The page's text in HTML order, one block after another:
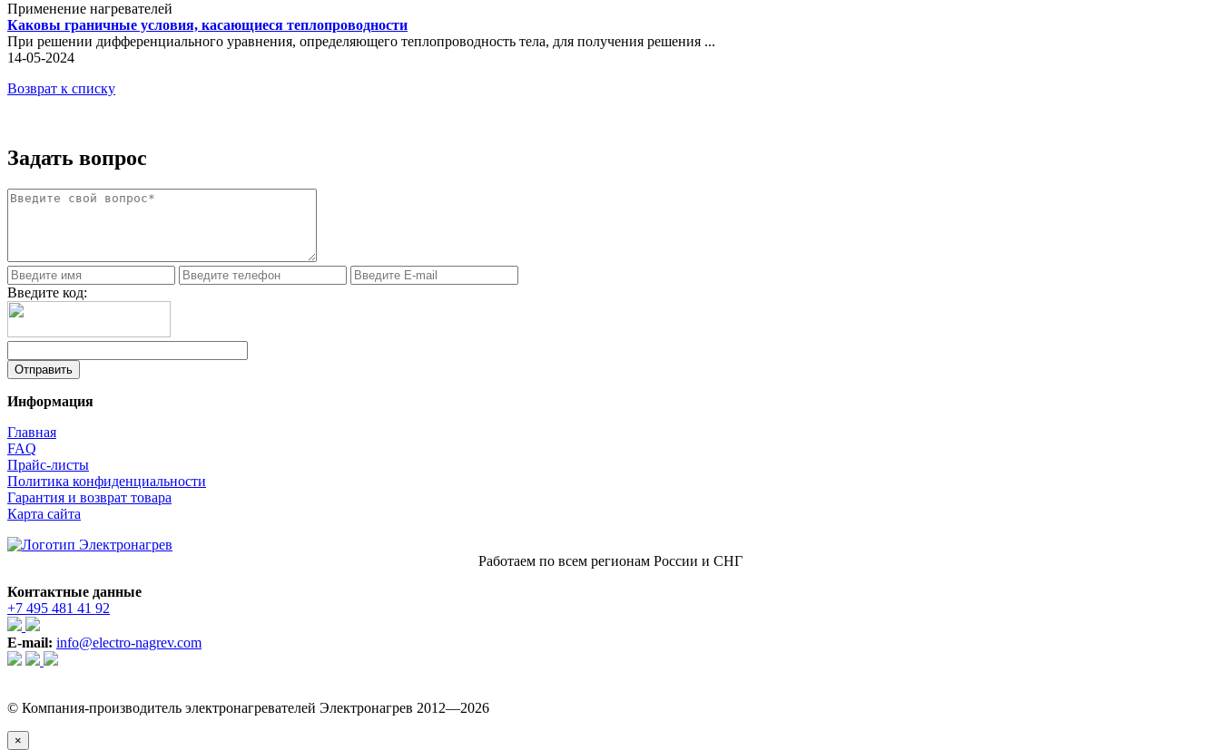
Применение нагревателей
Каковы граничные условия, касающиеся теплопроводности
При решении дифференциального уравнения, определяющего теплопроводность тела, для получения решения ...
14-05-2024
Возврат к списку
Задать вопрос
Введите код:
Информация
Главная
FAQ
Прайс-листы
Политика конфиденциальности
Гарантия и возврат товара
Карта сайта
Работаем по всем регионам России и СНГ
Контактные данные
+7 495 481 41 92
E-mail: info@electro-nagrev.com
© Компания-производитель электронагревателей Электронагрев 2012—2026
×